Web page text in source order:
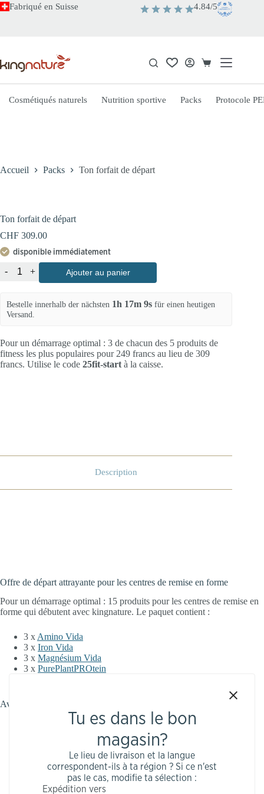
Passer
Fabriqué en Suisse 4.84/5
Panier
Cosmétiqués naturels Nutrition sportive Packs Protocole
Accueil Packs Ton forfait de départ
Ton forfait de départ
CHF 309.00
disponible immédiatement
+
- Ajouter au panier
Bestelle innerhalb der nächsten 1h 17m 9s für einen heutigen
Versand.
Pour un démarrage optimal : 3 de chacun des 5 produits de
fitness les plus populaires pour 249 francs au lieu de 309
francs. Utilise le code 25fit-start à la caisse.
Description
Offre de départ attrayante pour les centres de remise en forme
Pour un démarrage optimal : 15 produits pour les centres de remise en
forme qui débutent avec kingnature. Le paquet contient :
3 xAmino Vida
3 x Iron Vida
3 x Magnésium Vida
3 x PurePlantPROtein
Avec un stand de vente gratuit !
Commande
Mise en place
Vendre
Tu es dans le bon
magasin?
Le lieu de livraison et la langue
correspondent-ils à ta région ? Si ce n'est
pas le cas, modifie ta sélection :
Expédition vers